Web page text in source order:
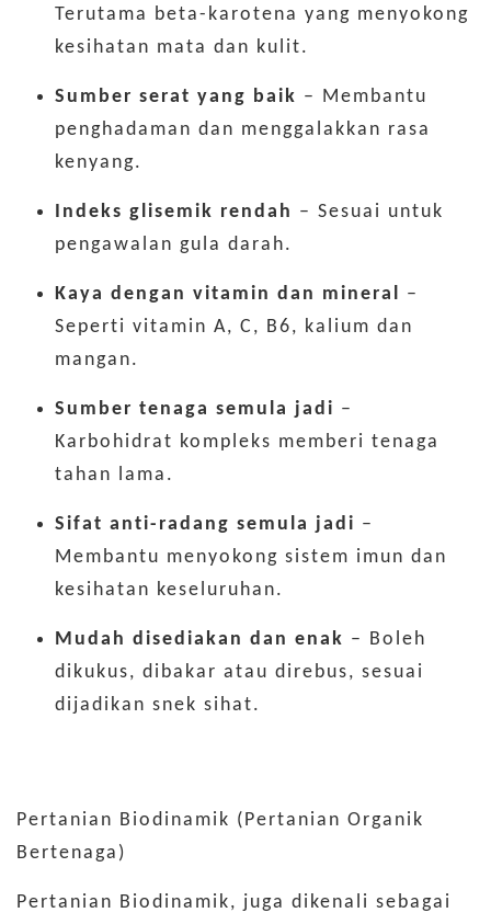
Terutama beta-karotena yang menyokong
kesihatan mata dan kulit.
Sumber serat yang baik – Membantu
penghadaman dan menggalakkan rasa
kenyang.
Indeks glisemik rendah – Sesuai untuk
pengawalan gula darah.
Kaya dengan vitamin dan mineral –
Seperti vitamin A, C, B6, kalium dan
mangan.
Sumber tenaga semula jadi –
Karbohidrat kompleks memberi tenaga
tahan lama.
Sifat anti-radang semula jadi –
Membantu menyokong sistem imun dan
kesihatan keseluruhan.
Mudah disediakan dan enak – Boleh
dikukus, dibakar atau direbus, sesuai
dijadikan snek sihat.
Pertanian Biodinamik (Pertanian Organik
Bertenaga)
Pertanian Biodinamik, juga dikenali sebagai